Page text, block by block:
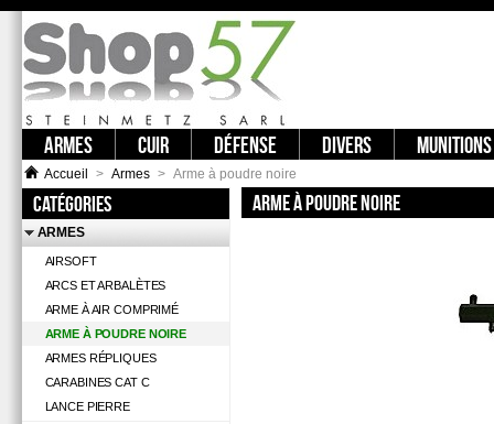
ARMES CUIR DÉFENSE DIVERS MUNITIONS
Catégories
ARMES
AIRSOFT
ARCS ET ARBALÈTES
ARME À AIR COMPRIMÉ
ARME À POUDRE NOIRE
ARMES RÉPLIQUES
CARABINES CAT C
LANCE PIERRE
Accueil > Armes > Arme à poudre noire
ARME À POUDRE NOIRE